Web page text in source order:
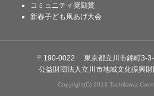
コミュニティ奨励賞
新春子ども凧あげ大会
〒190-0022 東京都立川市錦町3-
公益財団法人立川市地域文化振興
Copyright(C) 2013 Tachikawa